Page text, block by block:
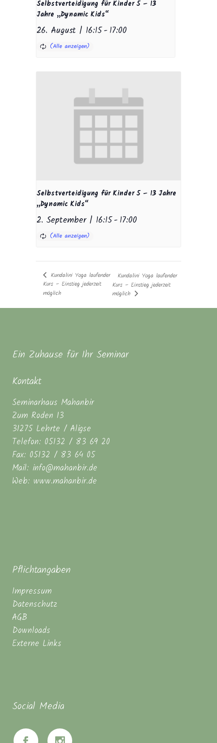
Selbstverteidigung für Kinder 5 – 13
Jahre „Dynamic Kids“
26. August | 16:15-17:00
Selbstverteidigung für Kinder 5 – 13 Jahre
„Dynamic Kids“
2. September | 16:15-17:00
Kundalini Yoga laufender
Kurs – Einstieg jederzeit
möglich
Kundalini Yoga laufender
Kurs – Einstieg jederzeit
möglich
Ein Zuhause für Ihr Seminar
Kontakt
Seminarhaus Mahanbir
Zum Roden 13
31275 Lehrte / Aligse
Telefon: 05132 / 83 69 20
Fax: 05132 / 83 64 05
Mail: info@mahanbir.de
Web: www.mahanbir.de
Pflichtangaben
Impressum
Datenschutz
AGB
Downloads
Externe Links
Social Media